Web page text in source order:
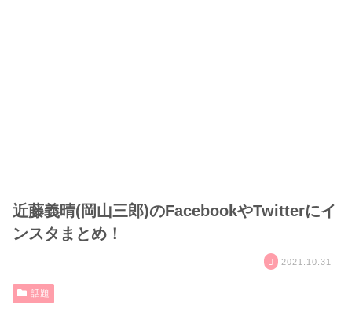
近藤義晴(岡山三郎)のFacebookやTwitterにイ
ンスタまとめ！
2021.10.31
話題